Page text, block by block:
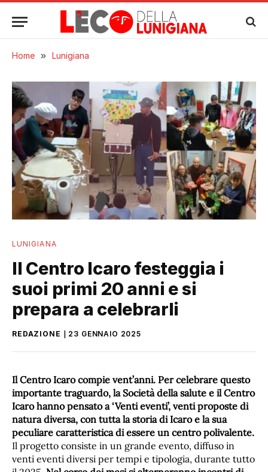
Home » Lunigiana
LUNIGIANA
Il Centro Icaro festeggia i
suoi primi 20 anni e si
prepara a celebrarli
REDAZIONE 23 GENNAIO 2025
Il Centro Icaro compie vent’anni. Per celebrare questo
importante traguardo, la Società della salute e il Centro
Icaro hanno pensato a ‘Venti eventi’, venti proposte di
natura diversa, con tutta la storia di Icaro e la sua
peculiare caratteristica di essere un centro polivalente.
Il progetto consiste in un grande evento, diffuso in
venti eventi diversi per tempi e tipologia, durante tutto